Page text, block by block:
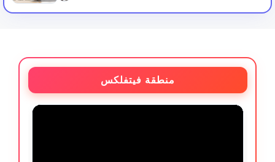
منطقة فيتفلكس